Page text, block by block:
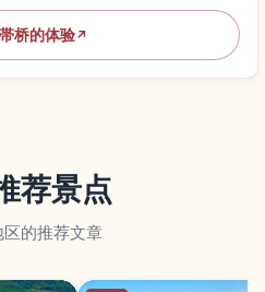
桥的体验↗
荐景点
的推荐文章